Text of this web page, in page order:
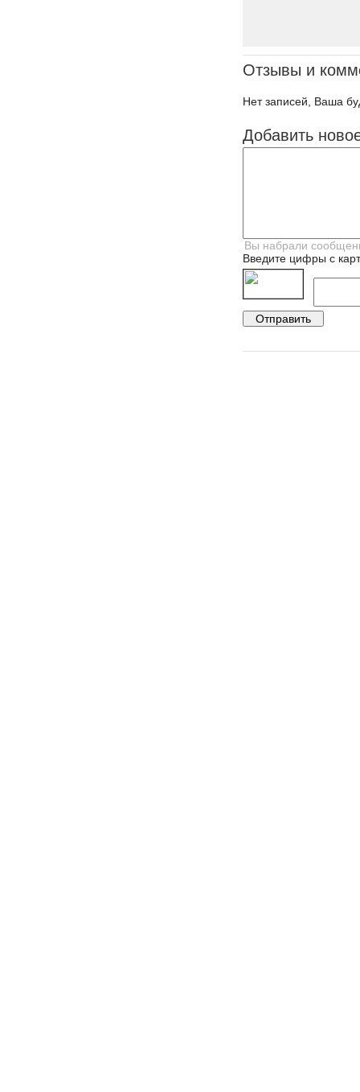
Отзывы и
Нет записей, Ваша
Добавить
Введите цифры с